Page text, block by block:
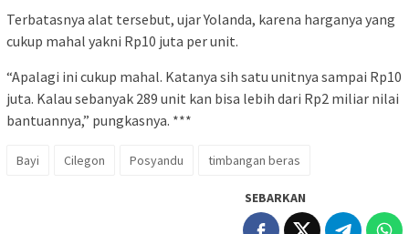
Terbatasnya alat tersebut, ujar Yolanda, karena harganya yang
cukup mahal yakni Rp10 juta per unit.
“Apalagi ini cukup mahal. Katanya sih satu unitnya sampai Rp10
juta. Kalau sebanyak 289 unit kan bisa lebih dari Rp2 miliar nilai
bantuannya,” pungkasnya. ***
Bayi Cilegon Posyandu timbangan beras
SEBARKAN